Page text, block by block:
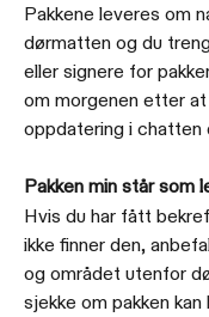
Pakkene leveres om
dørmatten og du
eller signere for
om morgenen etter
oppdatering i chatten
Pakken min står som
Hvis du har fått
ikke finner den,
og området utenfor
sjekke om pakken